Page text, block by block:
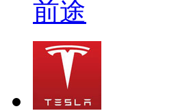
前途